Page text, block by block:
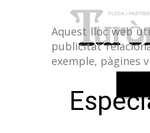
Aquest lloc web
publicitat
exemple, pàgines